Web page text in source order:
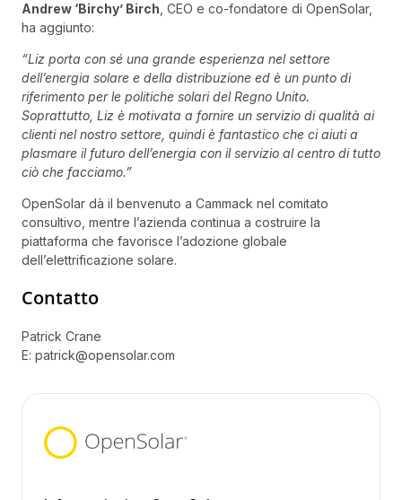
Andrew ‘Birchy’ Birch , CEO e co-fondatore di OpenSolar,
ha aggiunto:
“Liz porta con sé una grande esperienza nel settore
dell’energia solare e della distribuzione ed è un punto di
riferimento per le politiche solari del Regno Unito.
Soprattutto, Liz è motivata a fornire un servizio di qualità ai
clienti nel nostro settore, quindi è fantastico che ci aiuti a
plasmare il futuro dell’energia con il servizio al centro di tutto
ciò che facciamo.”
OpenSolar dà il benvenuto a Cammack nel comitato
consultivo, mentre l’azienda continua a costruire la
piattaforma che favorisce l’adozione globale
dell’elettrificazione solare.
Contatto
Patrick Crane
E: patrick@opensolar.com